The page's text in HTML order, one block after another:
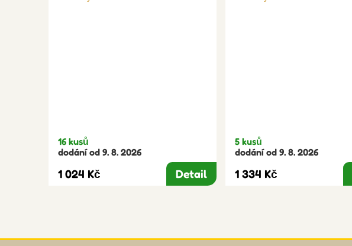
16 kusů
dodání od 9. 8. 2026
1 024 Kč Detail
5 kusů
dodání od 9. 8. 2026
1 334 Kč